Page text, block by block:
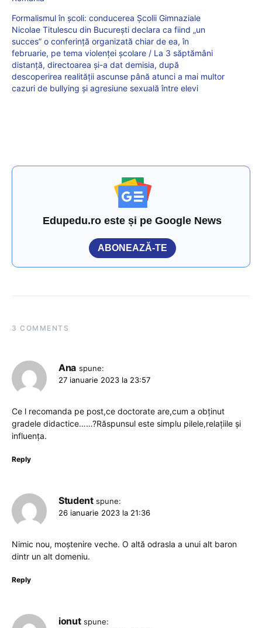
Formalismul în școli: conducerea Școlii Gimnaziale
Nicolae Titulescu din București declara ca fiind „un
succes” o conferință organizată chiar de ea, în
februarie, pe tema violenței școlare / La 3 săptămâni
distanță, directoarea și-a dat demisia, după
descoperirea realității ascunse până atunci a mai multor
cazuri de bullying și agresiune sexuală între elevi
Edupedu.ro este și pe Google News
ABONEAZĂ-TE
3 COMMENTS
Ana spune:
27 ianuarie 2023 la 23:57
Ce l recomanda pe post,ce doctorate are,cum a obținut
gradele didactice……?Răspunsul este simplu pilele,relațiile și
influența.
Reply
Student spune:
26 ianuarie 2023 la 21:36
Nimic nou, moștenire veche. O altă odrasla a unui alt baron
dintr un alt domeniu.
Reply
ionut spune: